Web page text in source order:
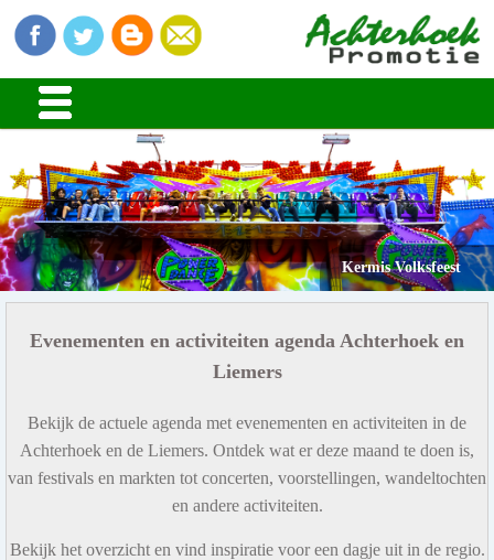
Kermis Volksfeest
Evenementen en activiteiten agenda Achterhoek en
Liemers
Bekijk de actuele agenda met evenementen en activiteiten in de
Achterhoek en de Liemers. Ontdek wat er deze maand te doen is,
van festivals en markten tot concerten, voorstellingen, wandeltochten
en andere activiteiten.
Bekijk het overzicht en vind inspiratie voor een dagje uit in de regio.